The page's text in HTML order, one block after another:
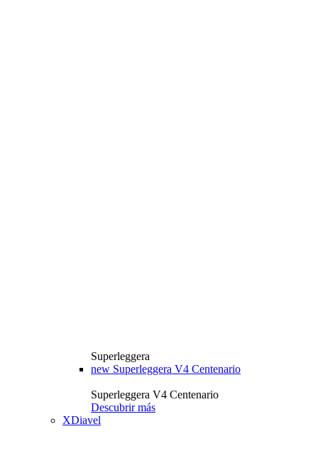
Superleggera
new Superleggera V4 Centenario
Superleggera V4 Centenario
Descubrir más
XDiavel